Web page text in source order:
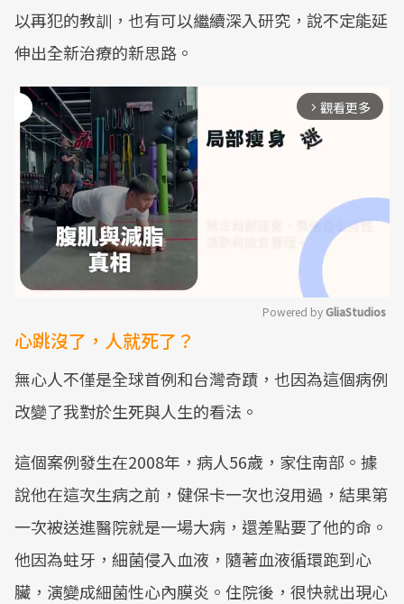
以再犯的教訓，也有可以繼續深入研究，說不定能延
伸出全新治療的新思路。
arrow_forward_ios 觀看更多
Powered by GliaStudios
心跳沒了，人就死了？
無心人不僅是全球首例和台灣奇蹟，也因為這個病例
改變了我對於生死與人生的看法。
這個案例發生在2008年，病人56歲，家住南部。據
說他在這次生病之前，健保卡一次也沒用過，結果第
一次被送進醫院就是一場大病，還差點要了他的命。
他因為蛀牙，細菌侵入血液，隨著血液循環跑到心
臟，演變成細菌性心內膜炎。住院後，很快就出現心